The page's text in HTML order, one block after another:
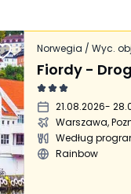
Norwegia / Wyc.
Fiordy -
21.08.2026-
Warszawa,
Według
Rainbow